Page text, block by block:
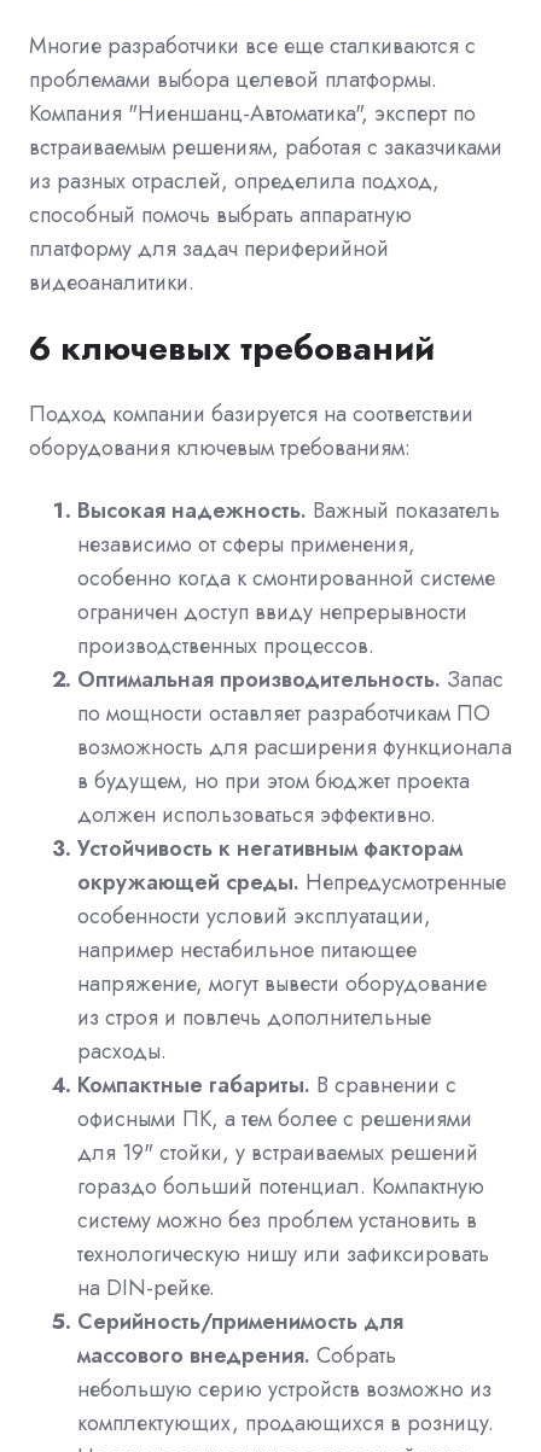
Многие разработчики все еще сталкиваются с
проблемами выбора целевой платформы.
Компания "Ниеншанц-Автоматика", эксперт по
встраиваемым решениям, работая с заказчиками
из разных отраслей, определила подход,
способный помочь выбрать аппаратную
платформу для задач периферийной
видеоаналитики.
6 ключевых требований
Подход компании базируется на соответствии
оборудования ключевым требованиям:
Высокая надежность. Важный показатель
независимо от сферы применения,
особенно когда к смонтированной системе
ограничен доступ ввиду непрерывности
производственных процессов.
Оптимальная производительность. Запас
по мощности оставляет разработчикам ПО
возможность для расширения функционала
в будущем, но при этом бюджет проекта
должен использоваться эффективно.
Устойчивость к негативным факторам
окружающей среды. Непредусмотренные
особенности условий эксплуатации,
например нестабильное питающее
напряжение, могут вывести оборудование
из строя и повлечь дополнительные
расходы.
Компактные габариты. В сравнении с
офисными ПК, а тем более с решениями
для 19" стойки, у встраиваемых решений
гораздо больший потенциал. Компактную
систему можно без проблем установить в
технологическую нишу или зафиксировать
на DIN-рейке.
Серийность/применимость для
массового внедрения. Собрать
небольшую серию устройств возможно из
комплектующих, продающихся в розницу.